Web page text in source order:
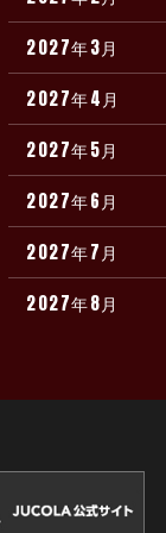
2027年3月
2027年4月
2027年5月
2027年6月
2027年7月
2027年8月